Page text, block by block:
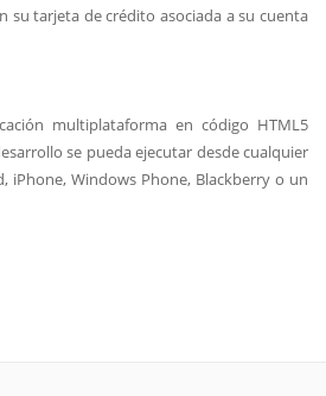
su tarjeta de crédito asociada a su cuenta
multiplataforma en código HTML5
se pueda ejecutar desde cualquier
iPhone, Windows Phone, Blackberry o un